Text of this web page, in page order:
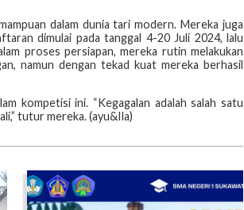
dalam dunia tari modern. Mereka juga
dimulai pada tanggal 4-20 Juli 2024, lalu
proses persiapan, mereka rutin melakukan
namun dengan tekad kuat mereka berhasil
kompetisi ini. “Kegagalan adalah salah satu
tutur mereka. (ayu&Ila)